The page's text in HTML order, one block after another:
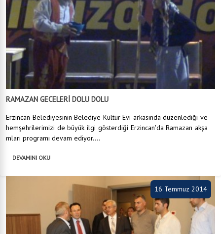
RAMAZAN GECELERİ DOLU DOLU
Erzincan Belediyesinin Belediye Kültür Evi arkasında düzenlediği ve
hemşehrilerimizi de büyük ilgi gösterdiği Erzincan'da Ramazan akşa
mları programı devam ediyor....
DEVAMINI OKU
16 Temmuz 2014